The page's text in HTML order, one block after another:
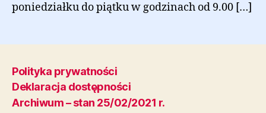
poniedziałku do piątku w godzinach od 9.00 […]
Polityka prywatności
Deklaracja dostępności
Archiwum – stan 25/02/2021 r.